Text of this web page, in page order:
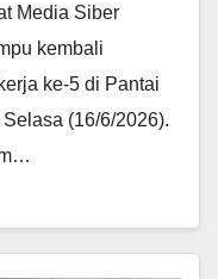
Media Siber
kembali
ke-5 di Pantai
(16/6/2026).